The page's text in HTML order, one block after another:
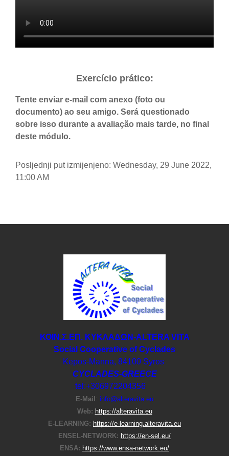
Exercício prático:
Tente enviar e-mail com anexo (foto ou
documento) ao seu amigo. Será questionado
sobre isso durante a avaliação mais tarde, no final
deste módulo.
Posljednji put izmijenjeno: Wednesday, 29 June 2022,
11:00 AM
ΚΟΙΝ.Σ.ΕΠ. ΚΥΚΛΑΔΩΝ-ΑLTERA VITA
Social Cooperative of Cyclades
Kepos-Manna, 84100 Syros
CYCLADES-GREECE
tel:+306972204356
E-Μail : info@alteravita.eu
Web: https://alteravita.eu
E-LEARNING: https://e-learning.alteravita.eu
ENSEL-NETWORK: https://en-sel.eu/
ENSA: https://www.ensa-network.eu/